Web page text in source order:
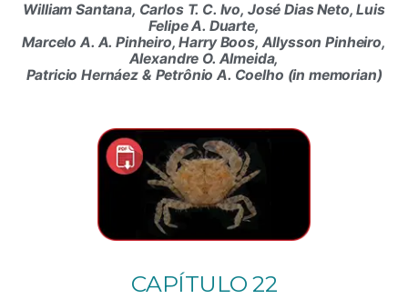
William Santana, Carlos T. C. Ivo, José Dias Neto, Luis
Felipe A. Duarte,
Marcelo A. A. Pinheiro, Harry Boos, Allysson Pinheiro,
Alexandre O. Almeida,
Patricio Hernáez & Petrônio A. Coelho (in memorian)
CAPÍTULO 22